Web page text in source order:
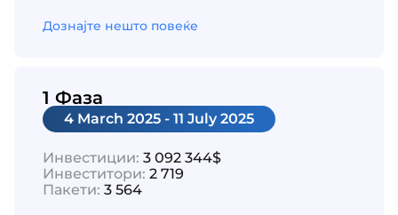
Дознајте нешто повеќе
1 Фаза
4 March 2025 - 11 July 2025
Инвестиции: 3 092 344$
Инвеститори: 2 719
Пакети: 3 564